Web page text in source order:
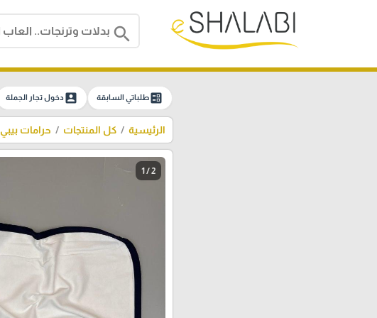
search
ballotطلباتي السابقة account_boxدخول تجار الجملة
الرئيسية كل المنتجات حرامات بيبي
1 / 2